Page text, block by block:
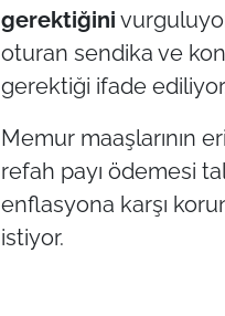
gerektiğini
oturan sendika ve
gerektiği ifade
Memur maaşlarının
refah payı ödemesi
enflasyona karşı
istiyor.